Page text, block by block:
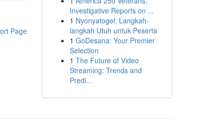
Page
Investigative Reports on ...
1 Nyonyatogel: Langkah-
langkah Utuh untuk Peserta
1 GoDesana: Your Premier
Selection
1 The Future of Video
Streaming: Trends and
Predi...